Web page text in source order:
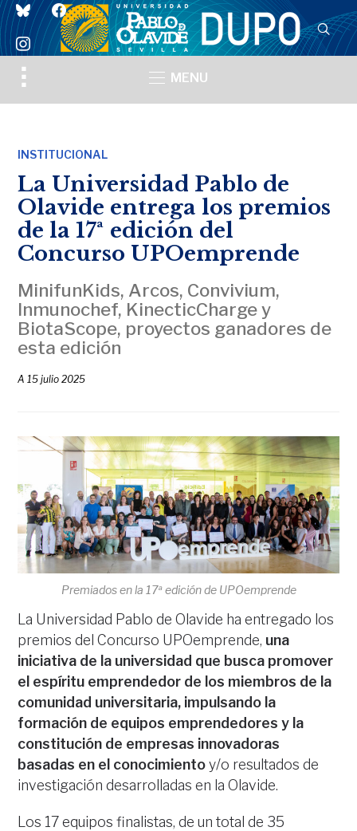
blueskyfacebook
instagram
Toggle
sidebar
MENU
INSTITUCIONAL
La Universidad Pablo de
Olavide entrega los premios
de la 17ª edición del
Concurso UPOemprende
MinifunKids, Arcos, Convivium,
Inmunochef, KinecticCharge y
BiotaScope, proyectos ganadores de
esta edición
A15 julio 2025
Premiados en la 17ª edición de UPOemprende
La Universidad Pablo de Olavide ha entregado los
premios del Concurso UPOemprende, una
iniciativa de la universidad que busca promover
el espíritu emprendedor de los miembros de la
comunidad universitaria, impulsando la
formación de equipos emprendedores y la
constitución de empresas innovadoras
basadas en el conocimientoy/o resultados de
investigación desarrolladas en la Olavide.
Los 17 equipos finalistas, de un total de 35